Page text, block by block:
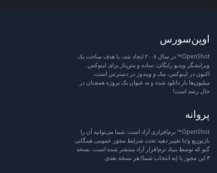
اوپن‌سورس
OpenShot™ در سال ۲۰۰۸ ایجاد شد، با هدف ساخت یک
ویرایشگر ویدیو رایگان، ساده و متن‌باز برای لینوکس.
اکنون در لینوکس، مک و ویندوز در دسترس است،
میلیون‌ها بار دانلود شده و به عنوان یک پروژه همچنان در
حال رشد است!
پروانه
OpenShot™ نرم‌افزاری آزاد است: شما می‌توانید آن را
بازتوزیع و/یا تغییر دهید تحت شرایط مجوز عمومی همگانی
گنو که توسط بنیاد نرم‌افزار آزاد منتشر شده است، نسخه
۳ این مجوز یا (به انتخاب شما) هر نسخه بعدی.